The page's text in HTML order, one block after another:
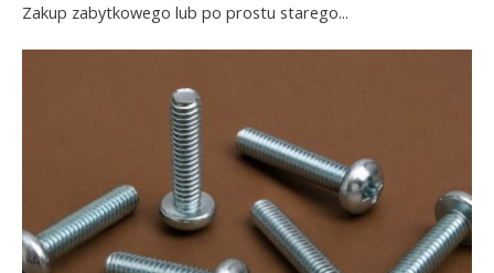
Zakup zabytkowego lub po prostu starego...